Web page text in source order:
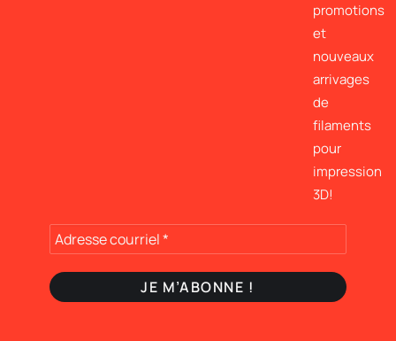
promotions
et
nouveaux
arrivages
de
filaments
pour
impression
3D!